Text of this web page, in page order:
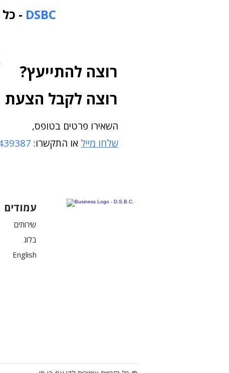
DSBC - כל
השאירו פרטים בטופס,
שלחו מייל או התקשרו:
רוצה להתייעץ?
רוצה לקבל הצעת
עמודים
שירותים
בלוג
English